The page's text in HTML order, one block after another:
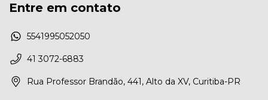
Entre em contato
5541995052050
41 3072-6883
Rua Professor Brandão, 441, Alto da XV, Curitiba-PR